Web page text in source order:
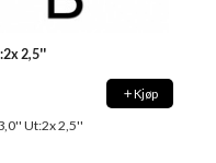
2,5''
Kjøp
Ut:2x 2,5''